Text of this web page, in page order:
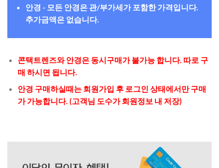
안경 - 모든 안경은 관/부가세가 포함한 가격입니다.
추가금액은 없습니다.
콘택트렌즈와 안경은 동시구매가 불가능 합니다. 따로 구
매 하시면 됩니다.
안경 구매하실때는 회원가입 후 로그인 상태에서만 구매
가 가능합니다. (고객님 도수가 회원정보 내 저장)